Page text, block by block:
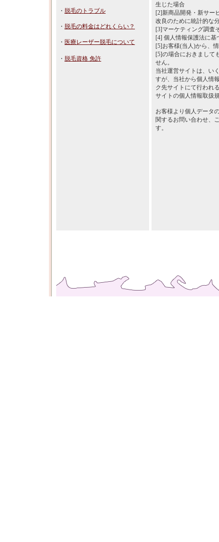
・ 脱毛のトラブル
・ 脱毛の料金はどれくらい？
・ 医療レーザー脱毛について
・ 脱毛資格 免許
生じた場合
[2]新商品開発・新サー
改良のために統計的な
[3]マーケティング調査
[4] 個人情報保護法に基
[5]お客様(当人)から、
[5]の場合におきまして
せん。
当社運営サイトは、い
すが、当社から個人情
ク先サイトにて行われ
サイトの個人情報取扱
お客様より個人データ
関するお問い合わせ、
す。